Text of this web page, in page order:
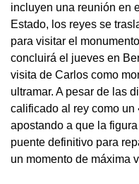
incluyen una reunión en
Estado, los reyes se
para visitar el
concluirá el jueves en
visita de Carlos como
ultramar. A pesar de las
calificado al rey como un
apostando a que la
puente definitivo para
un momento de máxima